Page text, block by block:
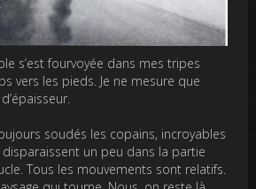
s’est fourvoyée dans mes tripes
vers les pieds. Je ne mesure que
soudés les copains, incroyables
disparaissent un peu dans la partie
Tous les mouvements sont relatifs.